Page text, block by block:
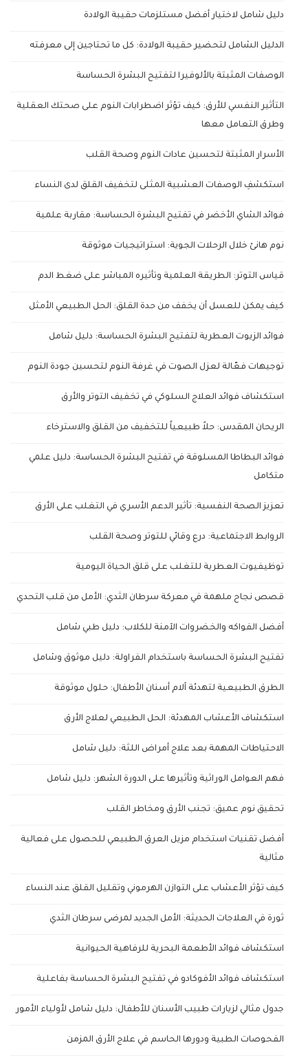
دليل شامل لاختيار أفضل مستلزمات حقيبة الولادة
الدليل الشامل لتحضير حقيبة الولادة: كل ما تحتاجين إلى معرفته
الوصفات المثبتة بالألوفيرا لتفتيح البشرة الحساسة
التأثير النفسي للأرق: كيف تؤثر اضطرابات النوم على صحتك العقلية
وطرق التعامل معها
الأسرار المثبتة لتحسين عادات النوم وصحة القلب
استكشفِ الوصفات العشبية المثلى لتخفيف القلق لدى النساء
فوائد الشاي الأخضر في تفتيح البشرة الحساسة: مقاربة علمية
نوم هانئ خلال الرحلات الجوية: استراتيجيات موثوقة
قياس التوتر: الطريقة العلمية وتأثيره المباشر على ضغط الدم
كيف يمكن للعسل أن يخفف من حدة القلق: الحل الطبيعي الأمثل
فوائد الزيوت العطرية لتفتيح البشرة الحساسة: دليل شامل
توجيهات فعّالة لعزل الصوت في غرفة النوم لتحسين جودة النوم
استكشاف فوائد العلاج السلوكي في تخفيف التوتر والأرق
الريحان المقدس: حلاً طبيعياً للتخفيف من القلق والاسترخاء
فوائد البطاطا المسلوقة في تفتيح البشرة الحساسة: دليل علمي
متكامل
تعزيز الصحة النفسية: تأثير الدعم الأسري في التغلب على الأرق
الروابط الاجتماعية: درع وقائي للتوتر وصحة القلب
توظيفيوت العطرية للتغلب على قلق الحياة اليومية
قصص نجاح ملهمة في معركة سرطان الثدي: الأمل من قلب التحدي
أفضل الفواكه والخضروات الآمنة للكلاب: دليل طبي شامل
تفتيح البشرة الحساسة باستخدام الفراولة: دليل موثوق وشامل
الطرق الطبيعية لتهدئة آلام أسنان الأطفال: حلول موثوقة
استكشاف الأعشاب المهدئة: الحل الطبيعي لعلاج الأرق
الاحتياطات المهمة بعد علاج أمراض اللثة: دليل شامل
فهم العوامل الوراثية وتأثيرها على الدورة الشهر: دليل شامل
تحقيق نوم عميق: تجنب الأرق ومخاطر القلب
أفضل تقنيات استخدام مزيل العرق الطبيعي للحصول على فعالية
مثالية
كيف تؤثر الأعشاب على التوازن الهرموني وتقليل القلق عند النساء
ثورة في العلاجات الحديثة: الأمل الجديد لمرضى سرطان الثدي
استكشاف فوائد الأطعمة البحرية للرفاهية الحيوانية
استكشاف فوائد الأفوكادو في تفتيح البشرة الحساسة بفاعلية
جدول مثالي لزيارات طبيب الأسنان للأطفال: دليل شامل لأولياء الأمور
الفحوصات الطبية ودورها الحاسم في علاج الأرق المزمن